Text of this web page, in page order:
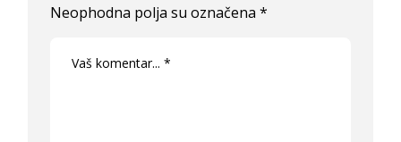
Neophodna polja su označena*